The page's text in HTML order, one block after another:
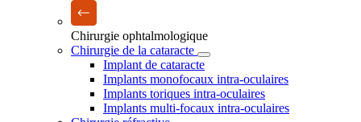
Chirurgie ophtalmologique
Chirurgie de la cataracte
Implant de cataracte
Implants monofocaux intra-oculaires
Implants toriques intra-oculaires
Implants multi-focaux intra-oculaires